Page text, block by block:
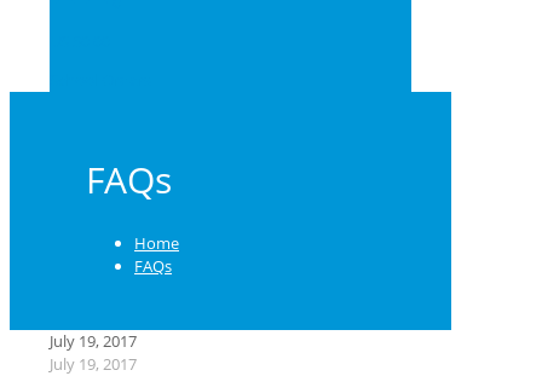
FAQs
Home
FAQs
July 19, 2017
July 19, 2017